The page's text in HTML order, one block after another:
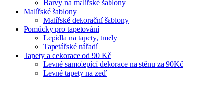
Barvy na malířské šablony
Malířské šablony
Malířské dekorační šablony
Pomůcky pro tapetování
Lepidla na tapety, tmely
Tapetářské nářadí
Tapety a dekorace od 90 Kč
Levné samolepící dekorace na stěnu za 90Kč
Levné tapety na zeď